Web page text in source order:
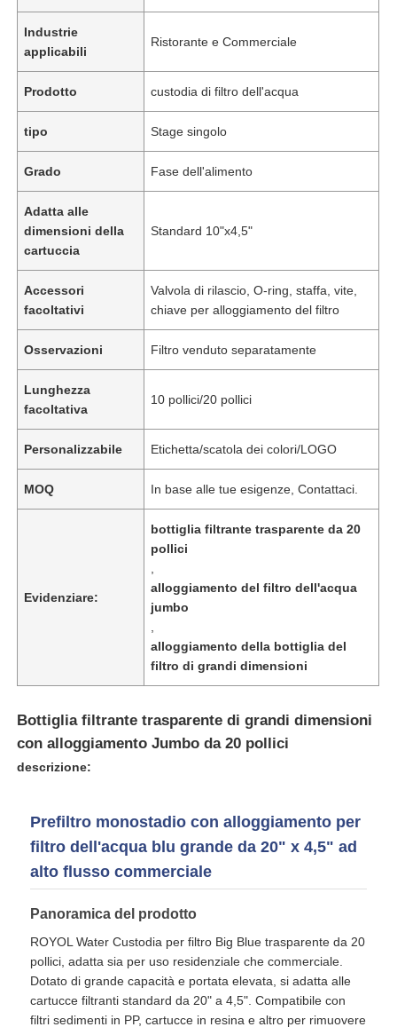
Prodotti
Video
Chi siamo
Fatory Tour
Controllo di qualità
Amorbiditura dell'acqua
custodia di filtro dell'acqua
cartuccia di filtro dall'acqua
sterilizzatore uv dell'acqua
Raccordi per filtro acqua
Membrana industriale del RO
Alloggio della membrana del RO
Industrie
applicabili
Ristorante e Commerciale
Prodotto custodia di filtro dell'acqua
tipo Stage singolo
Grado Fase dell'alimento
Adatta alle
dimensioni della
cartuccia
Standard 10"x4,5"
Accessori
facoltativi
Valvola di rilascio, O-ring, staffa, vite,
chiave per alloggiamento del filtro
Osservazioni Filtro venduto separatamente
Lunghezza
facoltativa
10 pollici/20 pollici
Personalizzabile Etichetta/scatola dei colori/LOGO
MOQ In base alle tue esigenze, Contattaci.
Evidenziare:
bottiglia filtrante trasparente da 20
pollici
alloggiamento del filtro dell'acqua
jumbo
alloggiamento della bottiglia del
filtro di grandi dimensioni
Bottiglia filtrante trasparente di grandi dimensioni
con alloggiamento Jumbo da 20 pollici
descrizione:
Prefiltro monostadio con alloggiamento per
filtro dell'acqua blu grande da 20" x 4,5" ad
alto flusso commerciale
Panoramica del prodotto
ROYOL Water Custodia per filtro Big Blue trasparente da 20
pollici, adatta sia per uso residenziale che commerciale.
Dotato di grande capacità e portata elevata, si adatta alle
cartucce filtranti standard da 20" a 4,5". Compatibile con
filtri sedimenti in PP, cartucce in resina e altro per rimuovere